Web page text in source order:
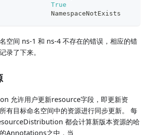
True
NamespaceNotExists
空间 ns-1 和 ns-4 不存在的错误，相应的错
录了下来。
允许用户更新resource字段，即更新资
有目标命名空间中的资源进行同步更新。 每
都会计算新版本资源的哈
Annotations之中，当